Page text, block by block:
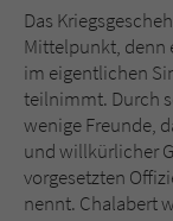
Das
Mittelpunkt, denn
im eigentlichen
teilnimmt. Durch
wenige Freunde,
und willkürlicher
vorgesetzten
nennt. Chalabert